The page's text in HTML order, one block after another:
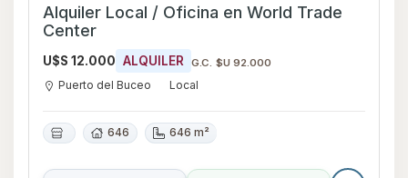
Alquiler Local / Oficina en World Trade
Center
U$S 12.000 ALQUILER G.C. $U 92.000
Puerto del Buceo Local
646 646 m²